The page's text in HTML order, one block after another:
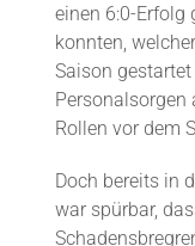
einen 6:0-Erfolg
konnten,
Saison
Personalsorgen
Rollen vor dem
Doch bereits in
war spürbar,